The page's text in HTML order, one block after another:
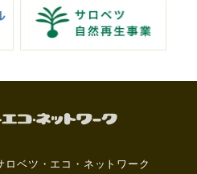
ベツ・エコ・ネットワーク